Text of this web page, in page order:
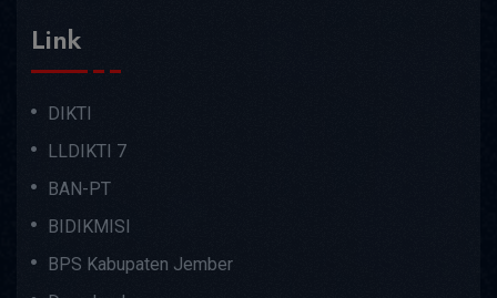
Link
DIKTI
LLDIKTI 7
BAN-PT
BIDIKMISI
BPS Kabupaten Jember